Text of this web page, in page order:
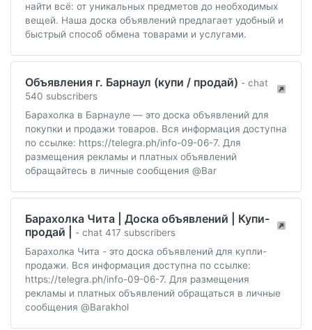
найти всё: от уникальных предметов до необходимых
вещей. Наша доска объявлений предлагает удобный и
быстрый способ обмена товарами и услугами.
Объявления г. Барнаул (купи / продай) - chat
540 subscribers
Барахолка в Барнауле — это доска объявлений для
покупки и продажи товаров. Вся информация доступна
по ссылке: https://telegra.ph/info-09-06-7. Для
размещения рекламы и платных объявлений
обращайтесь в личные сообщения @Bar
Барахолка Чита | Доска объявлений | Купи-
продай |
- chat 417 subscribers
Барахолка Чита - это доска объявлений для купли-
продажи. Вся информация доступна по ссылке:
https://telegra.ph/info-09-06-7. Для размещения
рекламы и платных объявлений обращаться в личные
сообщения @Barakhol